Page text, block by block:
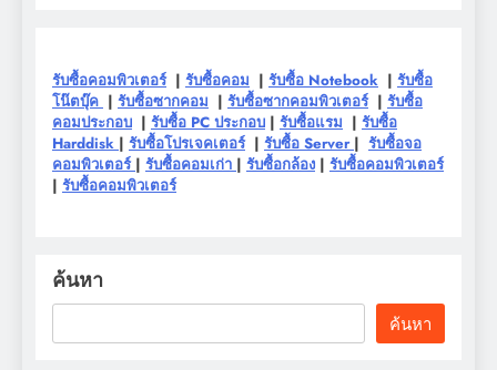
รับซื้อคอมพิวเตอร์| รับซื้อคอม | รับซื้อ Notebook | รับซื้อ
โน๊ตบุ๊ค | รับซื้อซากคอม | รับซื้อซากคอมพิวเตอร์| รับซื้อ
คอมประกอบ | รับซื้อ PC ประกอบ | รับซื้อแรม | รับซื้อ
Harddisk | รับซื้อโปรเจคเตอร์| รับซื้อ Server | รับซื้อจอ
คอมพิวเตอร์ | รับซื้อคอมเก่า | รับซื้อกล้อง | รับซื้อคอมพิวเตอร์
| รับซื้อคอมพิวเตอร์
ค้นหา
ค้นหา